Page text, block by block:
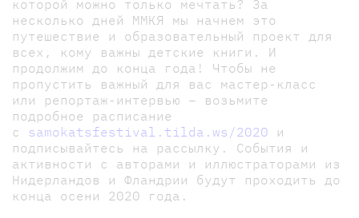
которой можно только мечтать? За
несколько дней ММКЯ мы начнем это
путешествие и образовательный проект для
всех, кому важны детские книги. И
продолжим до конца года! Чтобы не
пропустить важный для вас мастер-класс
или репортаж-интервью – возьмите
подробное расписание
с samokatsfestival.tilda.ws/2020 и
подписывайтесь на рассылку. События и
активности с авторами и иллюстраторами из
Нидерландов и Фландрии будут проходить до
конца осени 2020 года.